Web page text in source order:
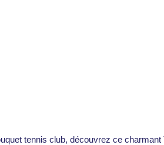
tennis club, découvrez ce